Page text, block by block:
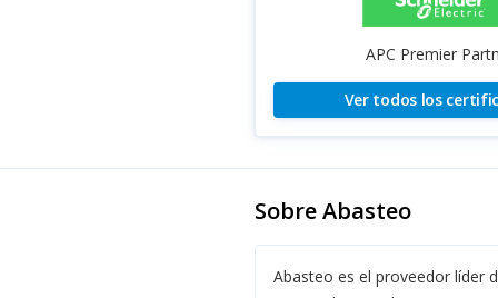
APC Premier
Ver todos los
Sobre Abasteo
Abasteo es el proveedor líder